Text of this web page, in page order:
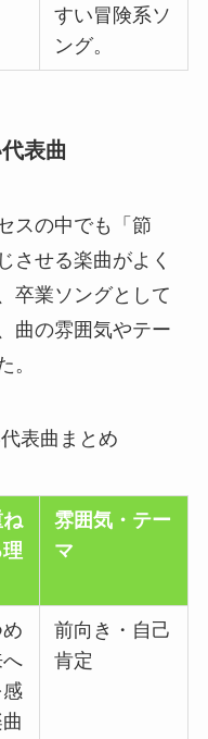
すい冒険系ソ
ング。 ​
表曲
スの中でも「節
させる楽曲がよく
卒業ソングとして
曲の雰囲気やテー
。
表曲まとめ
雰囲気・テー
マ
前向き・自己
肯定